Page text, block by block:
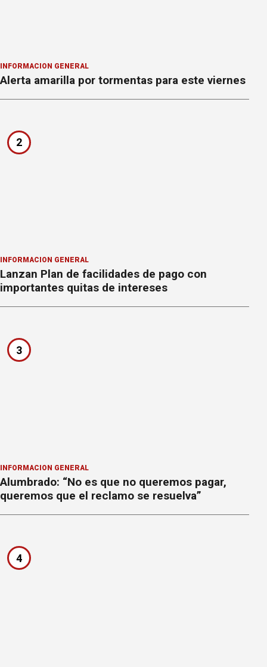
INFORMACION GENERAL
Alerta amarilla por tormentas para este viernes
2
INFORMACION GENERAL
Lanzan Plan de facilidades de pago con
importantes quitas de intereses
3
INFORMACION GENERAL
Alumbrado: “No es que no queremos pagar,
queremos que el reclamo se resuelva”
4